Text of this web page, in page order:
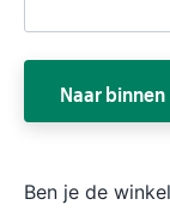
Naar binnen
Ben je de